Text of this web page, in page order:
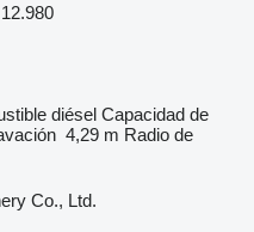
diésel Capacidad de
4,29 m Radio de
Co., Ltd.